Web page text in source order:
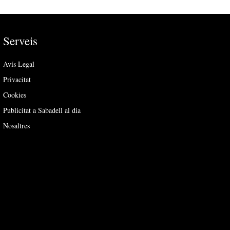
Serveis
Avís Legal
Privacitat
Cookies
Publicitat a Sabadell al dia
Nosaltres